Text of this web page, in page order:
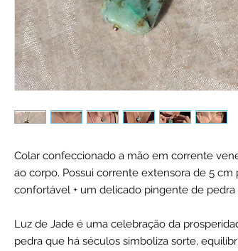
Colar confeccionado a mão em corrente
ao corpo. Possui corrente extensora de 5
confortável + um delicado pingente de pedra
Luz de Jade é uma celebração da
pedra que há séculos simboliza sorte,